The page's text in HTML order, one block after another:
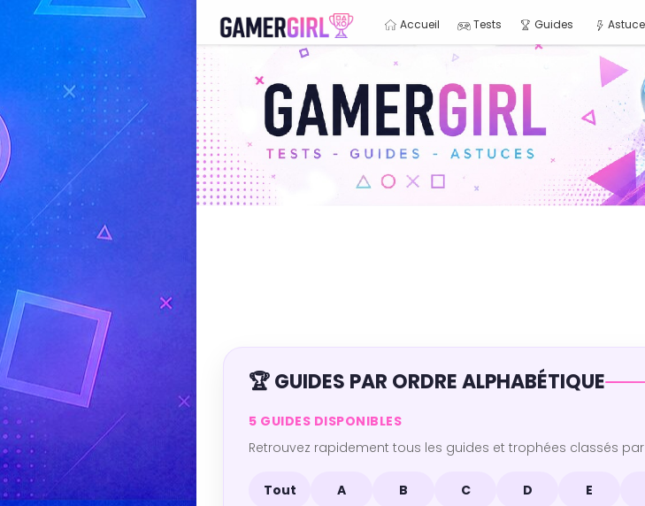
Accueil Tests Guides
🏆 GUIDES PAR ORDRE ALPHABÉTIQUE
5 GUIDES DISPONIBLES
Retrouvez rapidement tous les guides et trophées classés
Tout A B C D E